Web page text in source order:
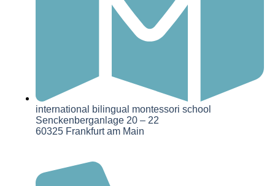
international bilingual montessori school
Senckenberganlage 20 – 22
60325 Frankfurt am Main